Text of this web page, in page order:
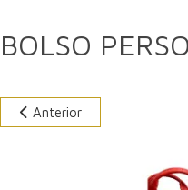
BOLSO
Anterior